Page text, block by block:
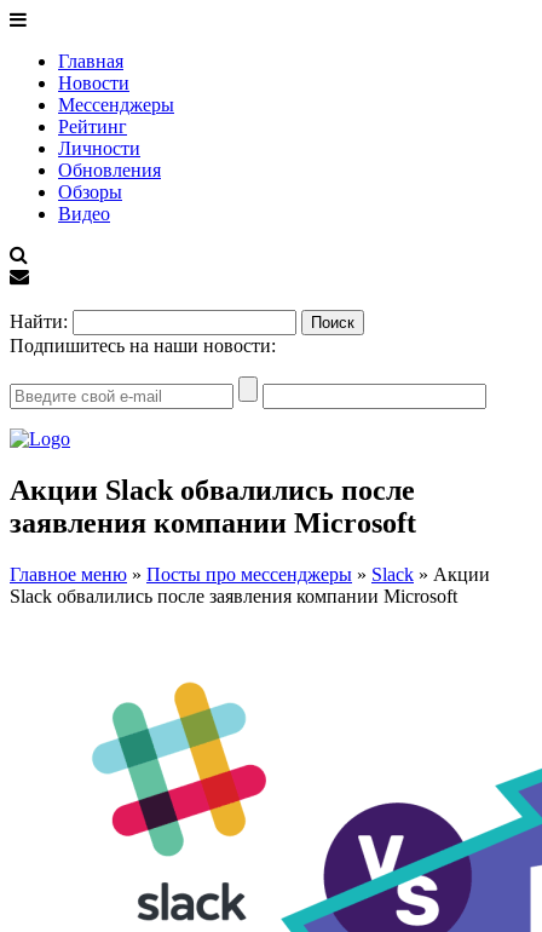
Главная
Новости
Мессенджеры
Рейтинг
Личности
Обновления
Обзоры
Видео
Найти:
Подпишитесь на наши новости:
Акции Slack обвалились после
заявления компании Microsoft
Главное меню » Посты про мессенджеры » Slack » Акции
Slack обвалились после заявления компании Microsoft